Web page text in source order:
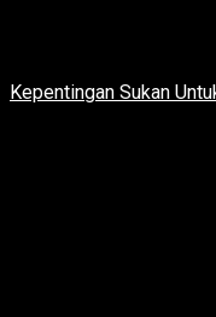
Kepentingan Sukan